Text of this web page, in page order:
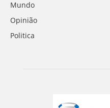
Mundo
Opinião
Politica